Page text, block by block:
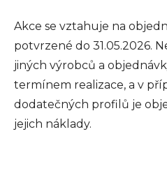
Akce se vztahuje na
potvrzené do 31.05.2026.
jiných výrobců a
termínem realizace, a v
dodatečných profilů je
jejich náklady.